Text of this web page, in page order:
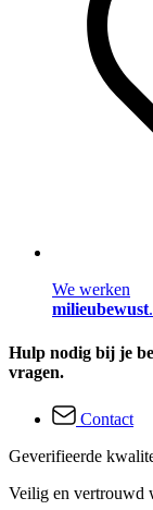
We werken
milieubewust.
Hulp nodig bij je
vragen.
Contact
Geverifieerde
Veilig en vertrouwd